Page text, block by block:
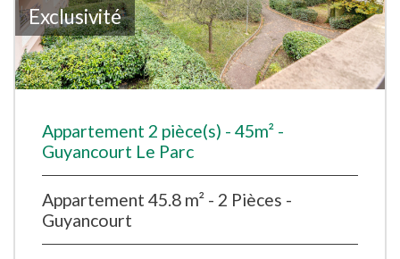
Exclusivité
Appartement 2 pièce(s) - 45m² -
Guyancourt Le Parc
Appartement 45.8 m² - 2 Pièces -
Guyancourt